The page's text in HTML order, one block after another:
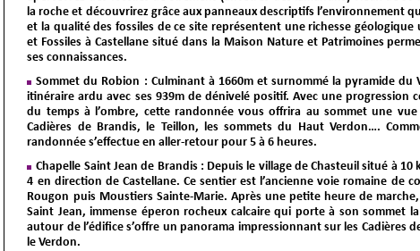
la roche et découvrirez grâce aux panneaux descriptifs l’environnement
et la qualité des fossiles de ce site représentent une richesse géologique
et Fossiles à Castellane situé dans la Maison Nature et Patrimoines
ses connaissances.
Sommet du Robion : Culminant à 1660m et surnommé la pyramide
itinéraire ardu avec ses 939m de dénivelé positif. Avec une progression
du temps à l’ombre, cette randonnée vous offrira au sommet une
Cadières de Brandis, le Teillon, les sommets du Haut Verdon….
randonnée s’effectue en aller-retour pour 5 à 6 heures.
Chapelle Saint Jean de Brandis : Depuis le village de Chasteuil situé à
4 en direction de Castellane. Ce sentier est l’ancienne voie romaine de
Rougon puis Moustiers Sainte-Marie. Après une petite heure de
Saint Jean, immense éperon rocheux calcaire qui porte à son sommet
autour de l’édifice s’offre un panorama impressionnant sur les Cadières
le Verdon.